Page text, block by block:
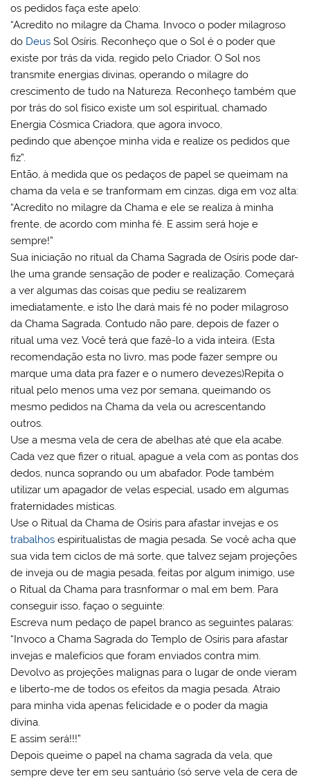
os pedidos faça este apelo:
“Acredito no milagre da Chama. Invoco o poder milagroso
do Deus Sol Osíris. Reconheço que o Sol é o poder que
existe por trás da vida, regido pelo Criador. O Sol nos
transmite energias divinas, operando o milagre do
crescimento de tudo na Natureza. Reconheço também que
por trás do sol físico existe um sol espiritual, chamado
Energia Cósmica Criadora, que agora invoco,
pedindo que abençoe minha vida e realize os pedidos que
fiz”.
Então, à medida que os pedaços de papel se queimam na
chama da vela e se tranformam em cinzas, diga em voz alta:
“Acredito no milagre da Chama e ele se realiza à minha
frente, de acordo com minha fé. E assim será hoje e
sempre!”
Sua iniciação no ritual da Chama Sagrada de Osíris pode dar-
lhe uma grande sensação de poder e realização. Começará
a ver algumas das coisas que pediu se realizarem
imediatamente, e isto lhe dará mais fé no poder milagroso
da Chama Sagrada. Contudo não pare, depois de fazer o
ritual uma vez. Você terá que fazê-lo a vida inteira. (Esta
recomendação esta no livro, mas pode fazer sempre ou
marque uma data pra fazer e o numero devezes)Repita o
ritual pelo menos uma vez por semana, queimando os
mesmo pedidos na Chama da vela ou acrescentando
outros.
Use a mesma vela de cera de abelhas até que ela acabe.
Cada vez que fizer o ritual, apague a vela com as pontas dos
dedos, nunca soprando ou um abafador. Pode também
utilizar um apagador de velas especial, usado em algumas
fraternidades místicas.
Use o Ritual da Chama de Osíris para afastar invejas e os
trabalhos espiritualistas de magia pesada. Se você acha que
sua vida tem ciclos de má sorte, que talvez sejam projeções
de inveja ou de magia pesada, feitas por algum inimigo, use
o Ritual da Chama para trasnformar o mal em bem. Para
conseguir isso, façao o seguinte:
Escreva num pedaço de papel branco as seguintes palaras:
“Invoco a Chama Sagrada do Templo de Osíris para afastar
invejas e malefícios que foram enviados contra mim.
Devolvo as projeções malignas para o lugar de onde vieram
e liberto-me de todos os efeitos da magia pesada. Atraio
para minha vida apenas felicidade e o poder da magia
divina.
E assim será!!!”
Depois queime o papel na chama sagrada da vela, que
sempre deve ter em seu santuário (só serve vela de cera de